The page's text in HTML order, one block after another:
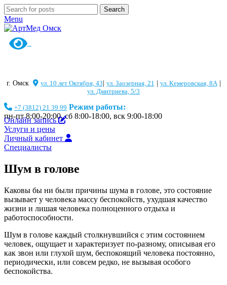
Search
Menu
г. Омск ул. 10 лет Октября, 43 ул. Заозерная, 21 ул. Кемеровская, 8А|
ул. Дмитриева, 5/3
+7 (3812) 21 39 99 Режим работы:
пн-пт 8:00-20:00, сб 8:00-18:00, вск 9:00-18:00
Онлайн запись
Услуги и цены
Личный кабинет
Специалисты
Шум в голове
Каковы бы ни были причины шума в голове, это состояние
вызывает у человека массу беспокойств, ухудшая качество
жизни и лишая человека полноценного отдыха и
работоспособности.
Шум в голове каждый столкнувшийся с этим состоянием
человек, ощущает и характеризует по-разному, описывая его
как звон или глухой шум, беспокоящий человека постоянно,
периодически, или совсем редко, не вызывая особого
беспокойства.